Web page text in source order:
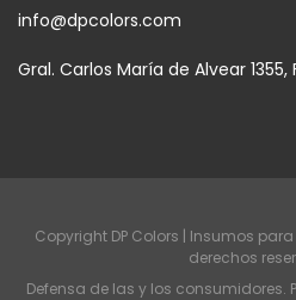
info@dpcolors.com
Gral. Carlos María de Alvear
Copyright DP Colors | Insumos
derechos
Defensa de las y los consumidores.